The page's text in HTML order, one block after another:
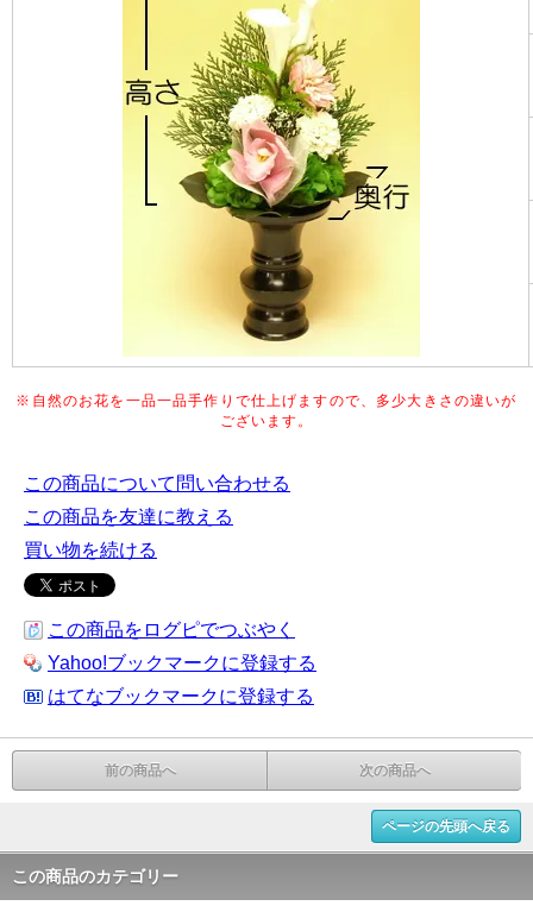
※自然のお花を一品一品手作りで仕上げますので、多少大きさの違いが
ございます。
この商品について問い合わせる
この商品を友達に教える
買い物を続ける
この商品をログピでつぶやく
Yahoo!ブックマークに登録する
はてなブックマークに登録する
前の商品へ 次の商品へ
ページの先頭へ戻る
この商品のカテゴリー